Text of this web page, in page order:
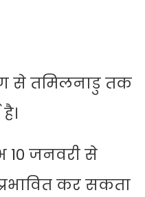
से तमिलनाडु तक
10 जनवरी से
कर सकता